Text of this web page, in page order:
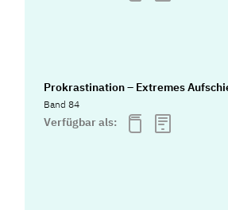
Prokrastination – Extremes
Band 84
Verfügbar als: